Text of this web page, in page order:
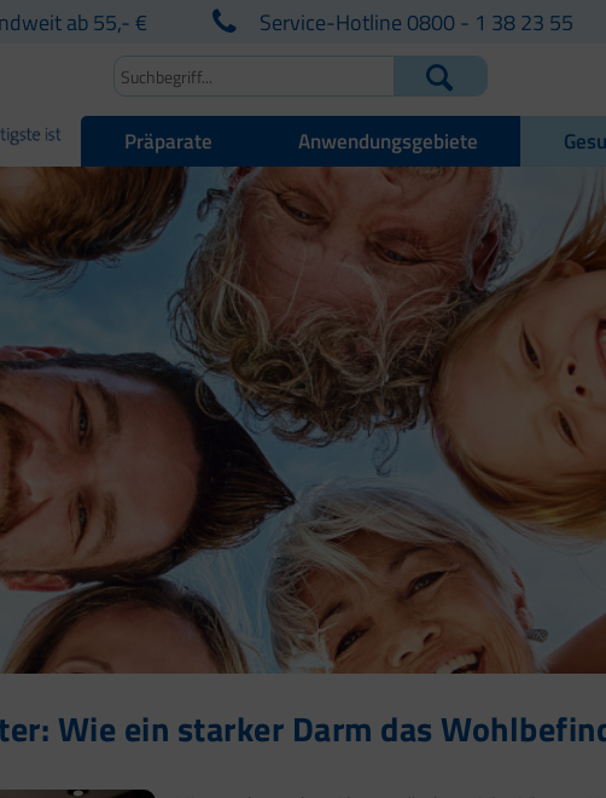
ab 55,- € Service-Hotline 0800 - 1 38 23 55
Präparate Anwendungsgebiete
Wie ein starker Darm das